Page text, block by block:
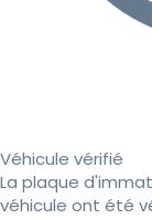
Véhicule vérifié
La plaque
véhicule ont été